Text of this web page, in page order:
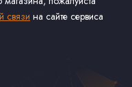
связи на сайте сервиса